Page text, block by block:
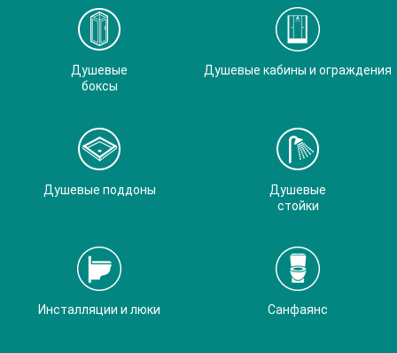
Душевые
боксы
Душевые кабины и ограждения
Душевые поддоны
Душевые
стойки
Инсталляции и люки Санфаянс